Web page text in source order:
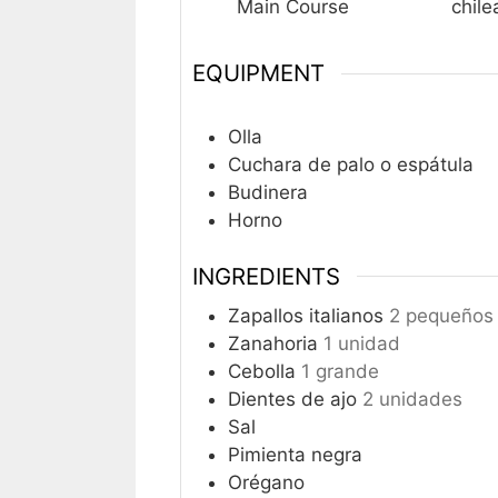
Main Course
EQUIPMENT
Olla
Cuchara de palo o espátula
Budinera
Horno
INGREDIENTS
Zapallos italianos 2 pequeños
Zanahoria 1 unidad
Cebolla 1 grande
Dientes de ajo 2 unidades
Sal
Pimienta negra
Orégano